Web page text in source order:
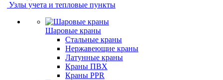
Узлы учета и тепловые пункты
Шаровые краны
Стальные краны
Нержавеющие краны
Латунные краны
Краны ПВХ
Краны PPR